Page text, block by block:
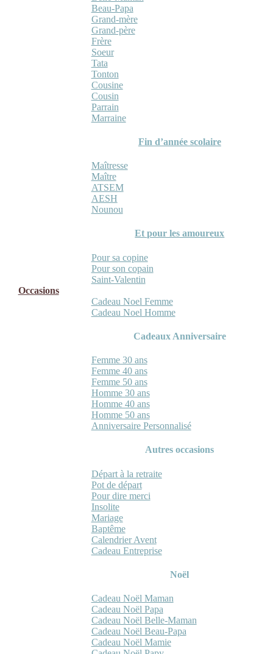
Beau-Papa
Grand-mère
Grand-père
Frère
Soeur
Tata
Tonton
Cousine
Cousin
Parrain
Marraine
Fin d’année scolaire
Maîtresse
Maître
ATSEM
AESH
Nounou
Et pour les amoureux
Pour sa copine
Pour son copain
Saint-Valentin
Occasions
Cadeau Noel Femme
Cadeau Noel Homme
Cadeaux Anniversaire
Femme 30 ans
Femme 40 ans
Femme 50 ans
Homme 30 ans
Homme 40 ans
Homme 50 ans
Anniversaire Personnalisé
Autres occasions
Départ à la retraite
Pot de départ
Pour dire merci
Insolite
Mariage
Baptême
Calendrier Avent
Cadeau Entreprise
Noël
Cadeau Noël Maman
Cadeau Noël Papa
Cadeau Noël Belle-Maman
Cadeau Noël Beau-Papa
Cadeau Noël Mamie